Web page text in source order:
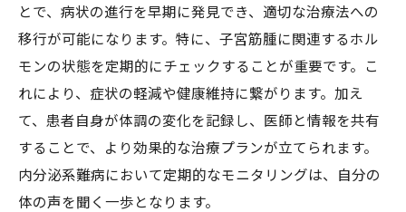
とで、病状の進行を早期に発見でき、適切な治療法への
移行が可能になります。特に、子宮筋腫に関連するホル
モンの状態を定期的にチェックすることが重要です。こ
れにより、症状の軽減や健康維持に繋がります。加え
て、患者自身が体調の変化を記録し、医師と情報を共有
することで、より効果的な治療プランが立てられます。
内分泌系難病において定期的なモニタリングは、自分の
体の声を聞く一歩となります。